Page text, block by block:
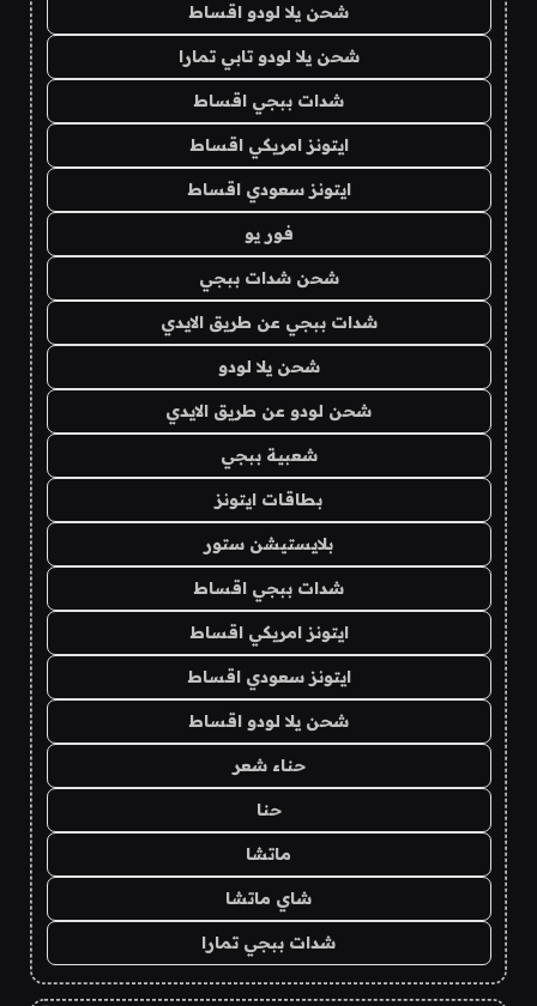
شحن يلا لودو اقساط
شحن يلا لودو تابي تمارا
شدات ببجي اقساط
ايتونز امريكي اقساط
ايتونز سعودي اقساط
فور يو
شحن شدات ببجي
شدات ببجي عن طريق الايدي
شحن يلا لودو
شحن لودو عن طريق الايدي
شعبية ببجي
بطاقات ايتونز
بلايستيشن ستور
شدات ببجي اقساط
ايتونز امريكي اقساط
ايتونز سعودي اقساط
شحن يلا لودو اقساط
حناء شعر
حنا
ماتشا
شاي ماتشا
شدات ببجي تمارا